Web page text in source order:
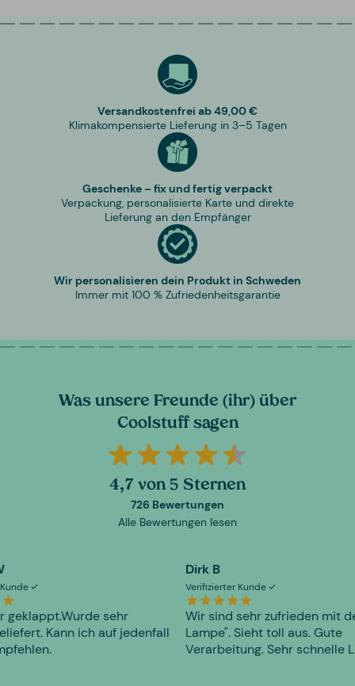
Versandkostenfrei ab 49,00 €
Klimakompensierte Lieferung in 3–5 Tagen
Geschenke – fix und fertig verpackt
Verpackung, personalisierte Karte und direkte
Lieferung an den Empfänger
Wir personalisieren dein Produkt in Schweden
Immer mit 100 % Zufriedenheitsgarantie
Was unsere Freunde (ihr) über
Coolstuff sagen
4,7 von 5 Sternen
726 Bewertungen
Alle Bewertungen lesen
geklappt.Wurde sehr
Kann ich auf jedenfall
Dirk B
Verifizierter Kunde
Wir sind sehr zufrieden mit
Lampe". Sieht toll aus. Gute
Verarbeitung. Sehr schnelle